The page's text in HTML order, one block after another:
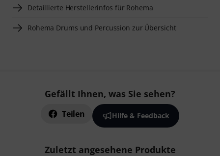
Detaillierte Herstellerinfos für Rohema
Rohema Drums und Percussion zur Übersicht
Gefällt Ihnen, was Sie sehen?
Teilen Hilfe & Feedback
Zuletzt angesehene Produkte